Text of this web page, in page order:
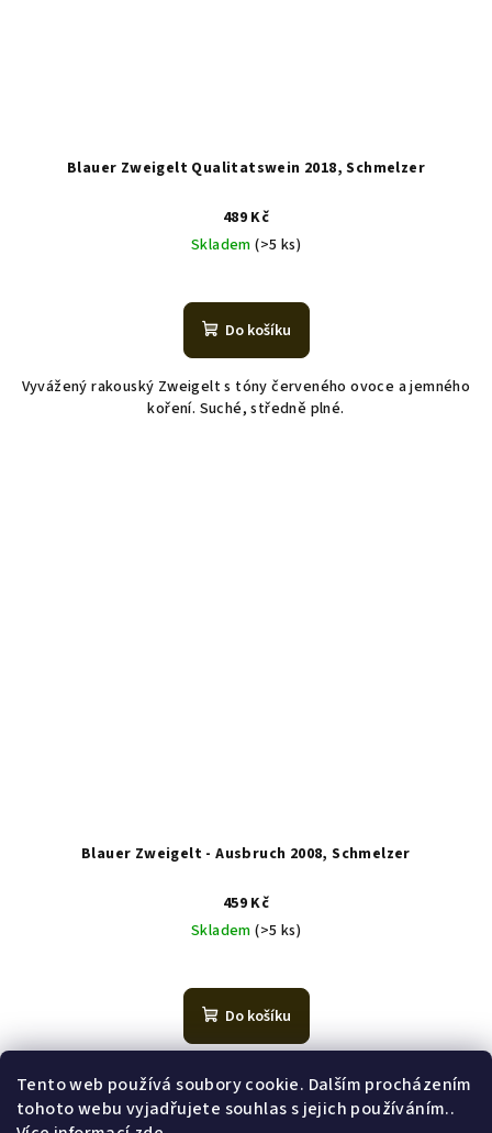
Tento web používá soubory cookie. Dalším procházením
tohoto webu vyjadřujete souhlas s jejich používáním..
Blauer Zweigelt Qualitatswein 2018, Schmelzer
489 Kč
Skladem(>5 ks)
Do košíku
Vyvážený rakouský Zweigelt s tóny červeného ovoce a jemného
koření. Suché, středně plné.
Blauer Zweigelt - Ausbruch 2008, Schmelzer
459 Kč
Skladem(>5 ks)
hodnocení
produktu
5,0
5
hvězdiček.
Do košíku
Intenzivní rakouský Blauer Zweigelt s tóny tmavého ovoce a
sametovým závěrem. Polosladký.